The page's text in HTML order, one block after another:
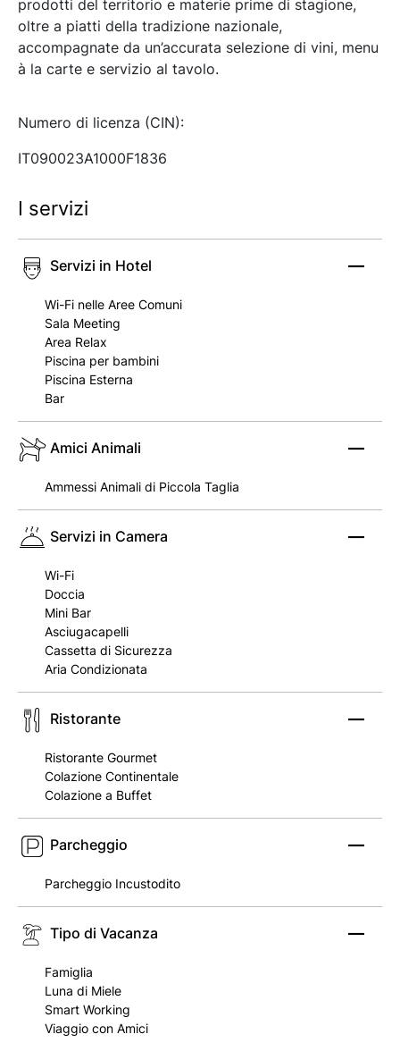
prodotti del territorio e materie prime di stagione,
oltre a piatti della tradizione nazionale,
accompagnate da un’accurata selezione di vini, menu
à la carte e servizio al tavolo.
Numero di licenza (CIN):
IT090023A1000F1836
I servizi
Servizi in Hotel
Wi-Fi nelle Aree Comuni
Sala Meeting
Area Relax
Piscina per bambini
Piscina Esterna
Bar
Amici Animali
Ammessi Animali di Piccola Taglia
Servizi in Camera
Wi-Fi
Doccia
Mini Bar
Asciugacapelli
Cassetta di Sicurezza
Aria Condizionata
Ristorante
Ristorante Gourmet
Colazione Continentale
Colazione a Buffet
Parcheggio
Parcheggio Incustodito
Tipo di Vacanza
Famiglia
Luna di Miele
Smart Working
Viaggio con Amici